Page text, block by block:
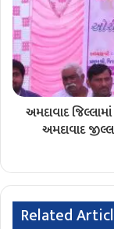
અમદાવાદ
અમદાવાદ
Related